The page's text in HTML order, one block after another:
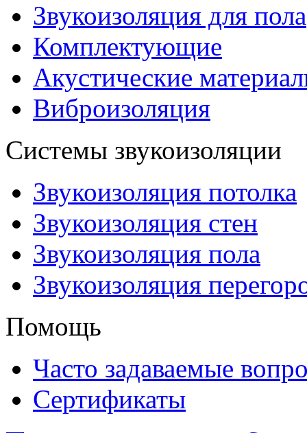
Звукоизоляция для пола
Комплектующие
Акустические
Виброизоляция
Системы звукоизоляции
Звукоизоляция потолка
Звукоизоляция стен
Звукоизоляция пола
Звукоизоляция
Помощь
Часто задаваемые
Сертификаты